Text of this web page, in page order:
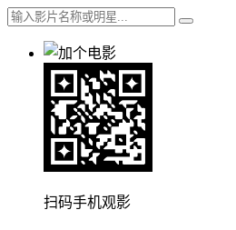
扫码手机观影